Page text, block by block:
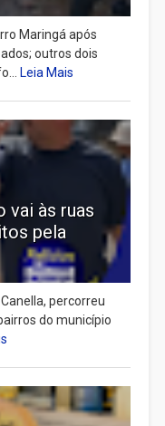
Maringá após
outros dois
Leia Mais
vai às ruas
pela
percorreu
do município